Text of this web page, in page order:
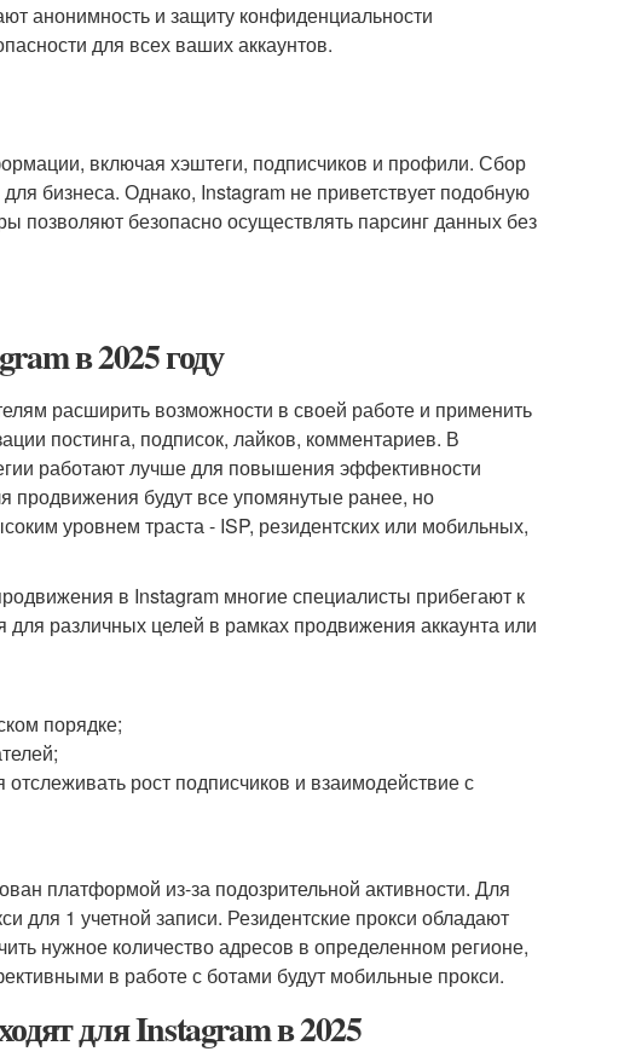
анонимность и защиту конфиденциальности
для всех ваших аккаунтов.
включая хэштеги, подписчиков и профили. Сбор
бизнеса. Однако, Instagram не приветствует подобную
позволяют безопасно осуществлять парсинг данных без
в 2025 году
расширить возможности в своей работе и применить
постинга, подписок, лайков, комментариев. В
работают лучше для повышения эффективности
будут все упомянутые ранее, но
уровнем траста - ISP, резидентских или мобильных,
в Instagram многие специалисты прибегают к
различных целей в рамках продвижения аккаунта или
порядке;
рост подписчиков и взаимодействие с
платформой из-за подозрительной активности. Для
для 1 учетной записи. Резидентские прокси обладают
нужное количество адресов в определенном регионе,
в работе с ботами будут мобильные прокси.
для Instagram в 2025